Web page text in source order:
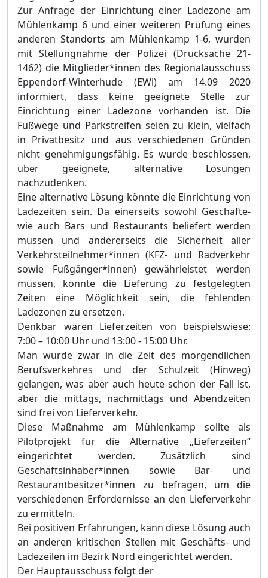
Zur Anfrage der Einrichtung einer Ladezone am
Mühlenkamp 6 und einer weiteren Prüfung eines
anderen Standorts am Mühlenkamp 1-6, wurden
mit Stellungnahme der Polizei (Drucksache 21-
1462) die Mitglieder*innen des Regionalausschuss
Eppendorf-Winterhude (EWi) am 14.09 2020
informiert, dass keine geeignete Stelle zur
Einrichtung einer Ladezone vorhanden ist. Die
Fußwege und Parkstreifen seien zu klein, vielfach
in Privatbesitz und aus verschiedenen Gründen
nicht genehmigungsfähig. Es wurde beschlossen,
über geeignete, alternative Lösungen
nachzudenken.
Eine alternative Lösung könnte die Einrichtung von
Ladezeiten sein. Da einerseits sowohl Geschäfte-
wie auch Bars und Restaurants beliefert werden
müssen und andererseits die Sicherheit aller
Verkehrsteilnehmer*innen (KFZ- und Radverkehr
sowie Fußgänger*innen) gewährleistet werden
müssen, könnte die Lieferung zu festgelegten
Zeiten eine Möglichkeit sein, die fehlenden
Ladezonen zu ersetzen.
Denkbar wären Lieferzeiten von beispielswiese:
7:00 – 10:00 Uhr und 13:00 - 15:00 Uhr.
Man würde zwar in die Zeit des morgendlichen
Berufsverkehres und der Schulzeit (Hinweg)
gelangen, was aber auch heute schon der Fall ist,
aber die mittags, nachmittags und Abendzeiten
sind frei von Lieferverkehr.
Diese Maßnahme am Mühlenkamp sollte als
Pilotprojekt für die Alternative „Lieferzeiten“
eingerichtet werden. Zusätzlich sind
Geschäftsinhaber*innen sowie Bar- und
Restaurantbesitzer*innen zu befragen, um die
verschiedenen Erfordernisse an den Lieferverkehr
zu ermitteln.
Bei positiven Erfahrungen, kann diese Lösung auch
an anderen kritischen Stellen mit Geschäfts- und
Ladezeilen im Bezirk Nord eingerichtet werden.
Der Hauptausschuss folgt der